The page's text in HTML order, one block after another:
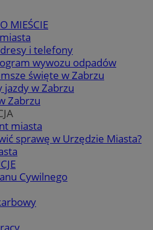
MIEŚCIE
i telefony
wywozu odpadów
święte w Zabrzu
jazdy w Zabrzu
Zabrzu
miasta
sprawę w Urzędzie Miasta?
Cywilnego